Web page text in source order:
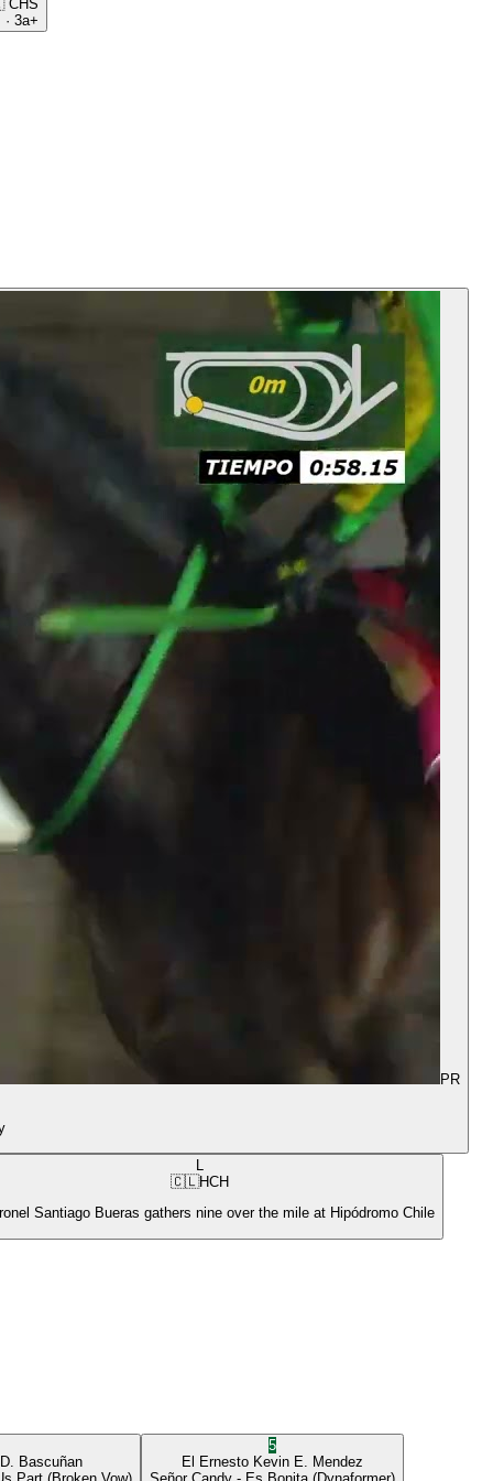
CHS
· 3a+
PR
L
🇨🇱HCH
Santiago Bueras gathers nine over the mile at Hipódromo Chile
Bascuñan
5
El Ernesto Kevin E. Mendez